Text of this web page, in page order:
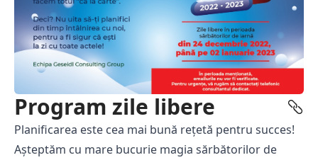
Program zile libere
Planificarea este cea mai bună rețetă pentru succes!
Așteptăm cu mare bucurie magia sărbătorilor de